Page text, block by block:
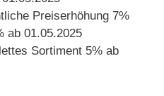
Preiserhöhung 7%
ab 01.05.2025
Sortiment 5% ab